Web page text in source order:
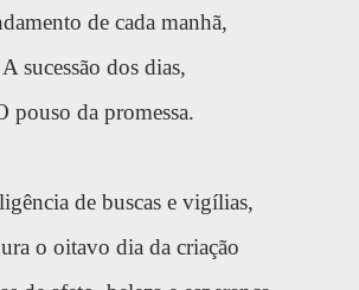
de cada manhã,
A sucessão dos dias,
pouso da promessa.
de buscas e vigílias,
o oitavo dia da criação